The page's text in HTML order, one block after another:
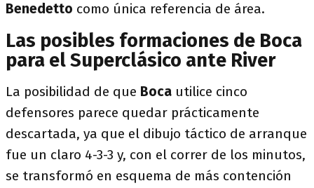
Benedetto como única referencia de área.
Las posibles formaciones de Boca
para el Superclásico ante River
La posibilidad de que Boca utilice cinco
defensores parece quedar prácticamente
descartada, ya que el dibujo táctico de arranque
fue un claro 4-3-3 y, con el correr de los minutos,
se transformó en esquema de más contención